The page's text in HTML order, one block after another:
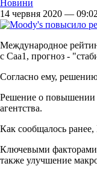
Новини
14 червня 2020 — 09:02
Международное
с Caa1, прогноз -
Согласно ему,
Решение о повышении
агентства.
Как сообщалось
Ключевыми факторами
также улучшение